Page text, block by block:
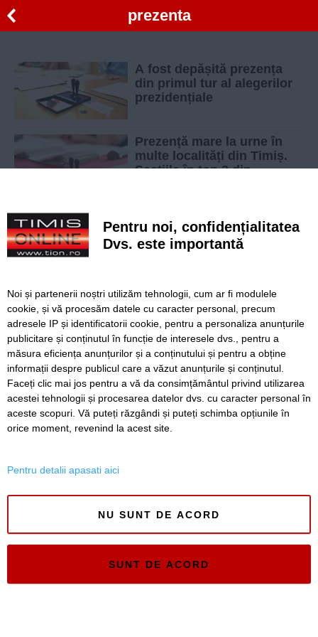
prezenta
A fost depășită prezența
din primul tur al alegerilor
prezidențiale
Prezență mare la urne în
multe localități din Timiș.
Secțiile în top 3 din
Prezenta deputatilor va fi inregistrata electronic
Aproximativ 5000 de timisoreni au luat loc in
tribune la meciul dintre Ripensia si ASU
Mai mult de o treime dintre romani a votat la
referendum
Înapoi Înainte
SERVICII Redactia
Folosinta Cookie-urilor
Termeni si conditii de utilizare
Timiș Online
ISSN 3008-2323
Pentru noi, confidențialitatea
Dvs. este importantă
Noi și partenerii noștri utilizăm tehnologii, cum ar fi modulele
cookie, și vă procesăm datele cu caracter personal, precum
adresele IP și identificatorii cookie, pentru a personaliza anunțurile
publicitare și conținutul în funcție de interesele dvs., pentru a
măsura eficiența anunțurilor și a conținutului și pentru a obține
informații despre publicul care a văzut anunțurile și conținutul.
Faceți clic mai jos pentru a vă da consimțământul privind utilizarea
acestei tehnologii și procesarea datelor dvs. cu caracter personal în
aceste scopuri. Vă puteți răzgândi și puteți schimba opțiunile în
orice moment, revenind la acest site.
Pentru detalii apasati aici
NU SUNT DE ACORD
SUNT DE ACORD